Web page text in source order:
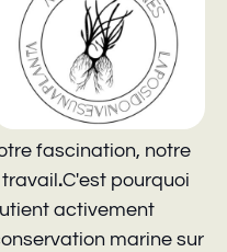
fascination, notre
.C'est pourquoi
activement
marine sur